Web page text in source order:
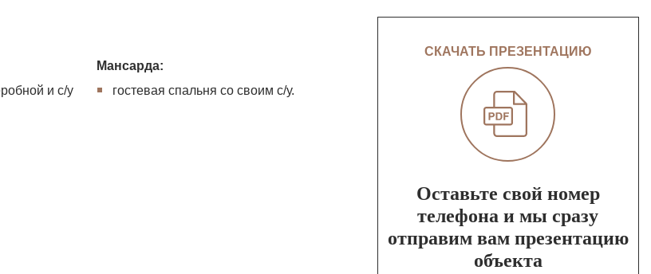
и с/у
Мансарда:
гостевая спальня со своим с/у.
СКАЧАТЬ ПРЕЗЕНТАЦИЮ
Оставьте свой номер
телефона и мы сразу
отправим вам презентацию
объекта